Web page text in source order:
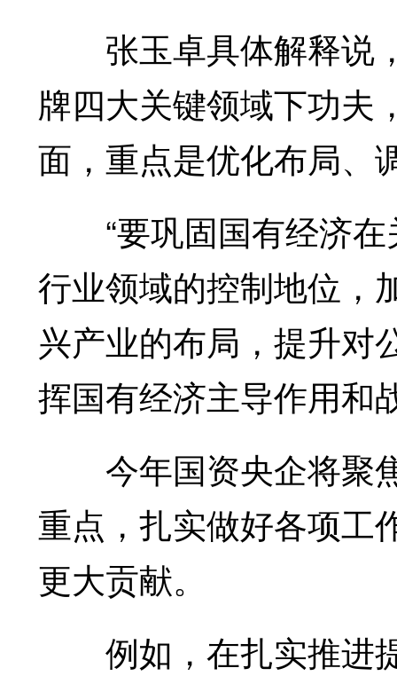
张玉卓具体解释说
牌四大关键领域下功夫
面，重点是优化布局、
“要巩固国有经济在
行业领域的控制地位，
兴产业的布局，提升对
挥国有经济主导作用和
今年国资央企将聚
重点，扎实做好各项工
更大贡献。
例如，在扎实推进